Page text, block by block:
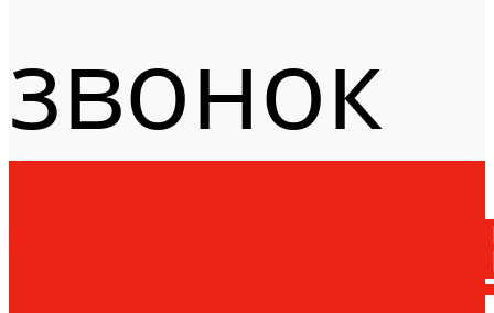
звонок